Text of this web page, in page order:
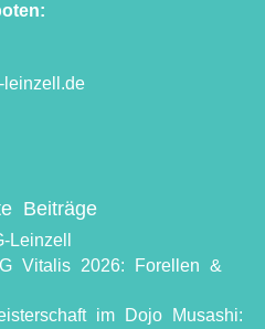
leinzell.de
Beiträge
Vitalis 2026: Forellen &
im Dojo Musashi: